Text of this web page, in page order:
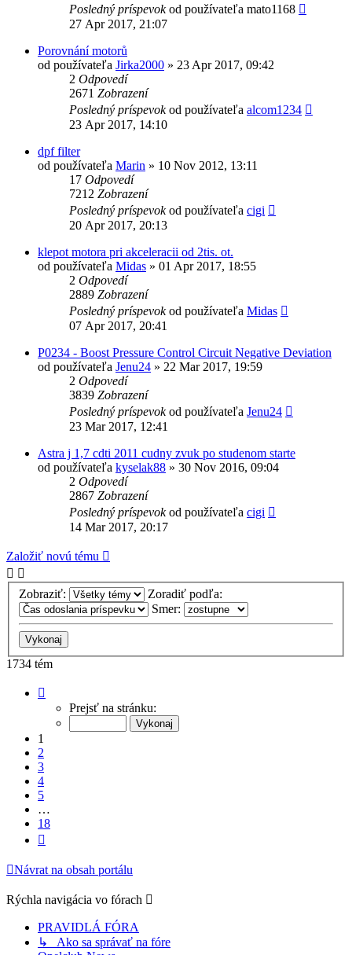
Posledný príspevokod používateľa mato1168
27 Apr 2017, 21:07
Porovnání motorů
od používateľa Jirka2000 » 23 Apr 2017, 09:42
2 Odpovedí
2671 Zobrazení
Posledný príspevokod používateľa alcom1234
23 Apr 2017, 14:10
dpf filter
od používateľa Marin » 10 Nov 2012, 13:11
17 Odpovedí
7212 Zobrazení
Posledný príspevokod používateľa cigi
20 Apr 2017, 20:13
klepot motora pri akceleracii od 2tis. ot.
od používateľa Midas » 01 Apr 2017, 18:55
2 Odpovedí
2889 Zobrazení
Posledný príspevokod používateľa Midas
07 Apr 2017, 20:41
P0234 - Boost Pressure Control Circuit Negative Deviation
od používateľa Jenu24 » 22 Mar 2017, 19:59
2 Odpovedí
3839 Zobrazení
Posledný príspevokod používateľa Jenu24
23 Mar 2017, 12:41
Astra j 1,7 cdti 2011 cudny zvuk po studenom starte
od používateľa kyselak88 » 30 Nov 2016, 09:04
2 Odpovedí
2867 Zobrazení
Posledný príspevokod používateľa cigi
14 Mar 2017, 20:17
Založiť novú tému
Zobraziť:
Zoradiť podľa:
Smer:
1734 tém
Prejsť na stránku:
1
2
3
4
5
…
18
Návrat na obsah portálu
Rýchla navigácia vo fórach
PRAVIDLÁ FÓRA
↳ Ako sa správať na fóre